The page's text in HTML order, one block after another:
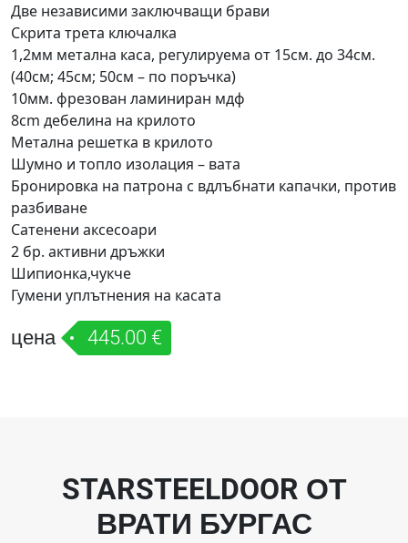
Две независими заключващи брави
Скрита трета ключалка
1,2мм метална каса, регулируема от 15см. до 34см.
(40см; 45см; 50см – по поръчка)
10мм. фрезован ламиниран мдф
8cm дебелина на крилото
Метална решетка в крилото
Шумно и топло изолация – вата
Бронировка на патрона с вдлъбнати капачки, против
разбиване
Сатенени аксесоари
2 бр. активни дръжки
Шипионка,чукче
Гумени уплътнения на касата
цена 445.00 €
STARSTEELDOOR ОТ
ВРАТИ БУРГАС